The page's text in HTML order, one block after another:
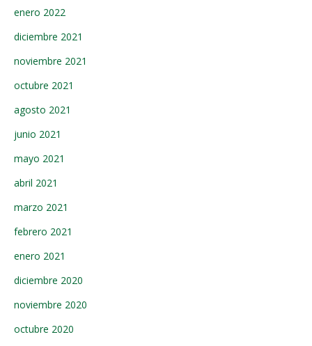
enero 2022
diciembre 2021
noviembre 2021
octubre 2021
agosto 2021
junio 2021
mayo 2021
abril 2021
marzo 2021
febrero 2021
enero 2021
diciembre 2020
noviembre 2020
octubre 2020